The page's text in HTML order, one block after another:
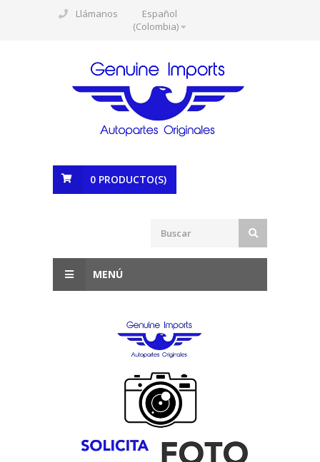
Llámanos
Español
(Colombia)
0 PRODUCTO(S)
MENÚ